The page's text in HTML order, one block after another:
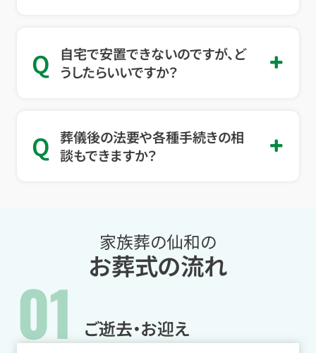
Q
自宅で安置できないのですが、ど
うしたらいいですか？
Q 葬儀後の法要や各種手続きの相
談もできますか？
家族葬の仙和の
お葬式の流れ
01 ご逝去・お迎え